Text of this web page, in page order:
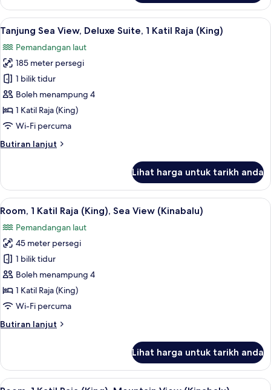
Sea
View,
Executive
Suite
Lihat
semua
foto
untuk
Tanjung
Sea
View,
Deluxe
1
(King)
Gebar bulu kapas, peti besi dalam
6
Tanjung Sea View, Deluxe Suite, 1 Katil Raja (King)
Pemandangan laut
185 meter persegi
1 bilik tidur
Boleh menampung 4
1 Katil Raja (King)
Wi-Fi percuma
Butiran lanjut
Butiran
Sea
View,
Deluxe
Katil
Raja
(King)
Lihat harga untuk tarikh anda
Lihat
semua
foto
untuk
Room,
1
Katil
Raja
Sea
Room, 1 Katil Raja (King), Sea View
5
Room, 1 Katil Raja (King), Sea View (Kinabalu)
Pemandangan laut
45 meter persegi
1 bilik tidur
Boleh menampung 4
1 Katil Raja (King)
Wi-Fi percuma
Butiran lanjut
Butiran
1
Katil
Lihat harga untuk tarikh anda
Lihat Room, 1 Katil Raja (King), Mountain